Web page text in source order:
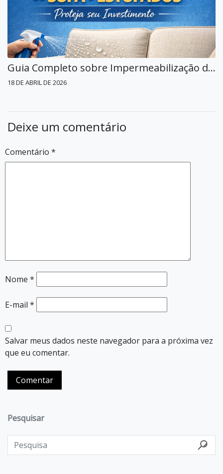
Guia Completo sobre Impermeabilização de Sofá e Estofados no Campo Limpo: Proteja seu Investimento
18 DE ABRIL DE 2026
Deixe um comentário
Comentário *
Nome *
E-mail *
Salvar meus dados neste navegador para a próxima vez
que eu comentar.
Pesquisar